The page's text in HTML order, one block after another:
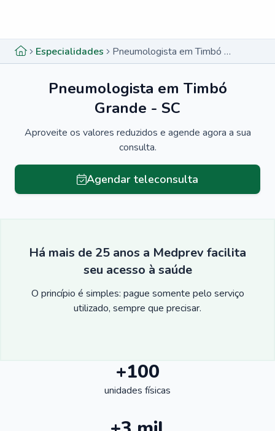
Especialidades Pneumologista em Timbó Grande - SC
Pneumologista em Timbó
Grande - SC
Aproveite os valores reduzidos e agende agora a sua
consulta.
Agendar teleconsulta
Há mais de 25 anos a Medprev facilita
seu acesso à saúde
O princípio é simples: pague somente pelo serviço
utilizado, sempre que precisar.
+100
unidades físicas